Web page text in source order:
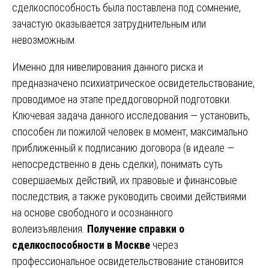
сделкоспособность была поставлена под сомнение,
зачастую оказывается затруднительным или
невозможным.
Именно для нивелирования данного риска и
предназначено психиатрическое освидетельствование,
проводимое на этапе преддоговорной подготовки.
Ключевая задача данного исследования — установить,
способен ли пожилой человек в момент, максимально
приближенный к подписанию договора (в идеале —
непосредственно в день сделки), понимать суть
совершаемых действий, их правовые и финансовые
последствия, а также руководить своими действиями
на основе свободного и осознанного
волеизъявления. Получение справки о
сделкоспособности в Москве через
профессиональное освидетельствование становится